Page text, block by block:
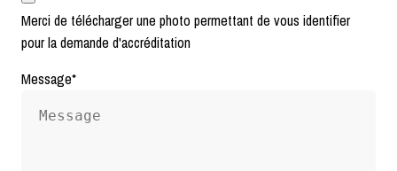
Merci de télécharger une photo permettant de vous identifier
pour la demande d'accréditation
Message*